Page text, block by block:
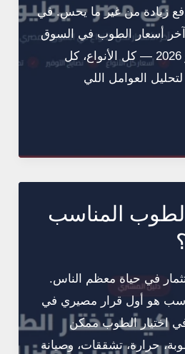
زيادة من غير ما يحس. في
آخر أسعار الطوب في السوق
المصري لشهر يوليو 2026 — كل الأنواع، كل
العوامل اللي
المناسب
في حياة معظم الناس.
هو أول قرار مصيري في
اختيار الطوب ممكن
حرارة، تشققات، وصيانة